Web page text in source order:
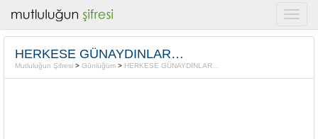
HERKESE GÜNAYDINLAR…
Mutluluğun Şifresi > Günlüğüm > HERKESE GÜNAYDINLAR…